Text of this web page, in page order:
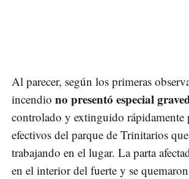
Al parecer, según los primeras
incendio no presentó especial
controlado y extinguido rápidamente
efectivos del parque de Trinitarios
trabajando en el lugar. La parta
en el interior del fuerte y se